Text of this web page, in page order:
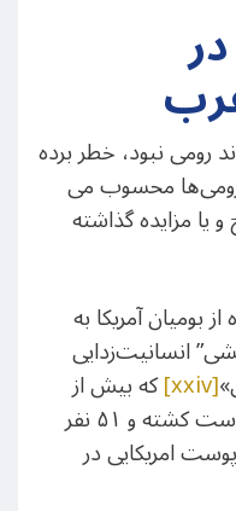
رومی نبود، خطر برده
رومی‌ها محسوب می
یا مزایده گذاشته
بومیان آمریکا به
انسانیت‌زدایی
[xxiv] که بیش از
۳۰۰ نفر زن، مرد و کودک سرخ‌پوست کشته و ۵۱ نفر
امریکایی در